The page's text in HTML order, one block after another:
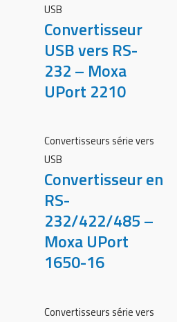
USB
Convertisseur
USB vers RS-
232 – Moxa
UPort 2210
Convertisseurs série vers
USB
Convertisseur en
RS-
232/422/485 –
Moxa UPort
1650-16
Convertisseurs série vers